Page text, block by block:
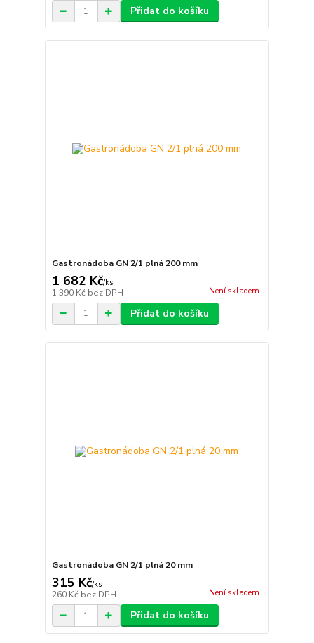
Přidat do košíku
Gastronádoba GN 2/1 plná 200 mm
1 682 Kč/ks
1 390 Kč bez DPH Není skladem
Přidat do košíku
Gastronádoba GN 2/1 plná 20 mm
315 Kč/ks
260 Kč bez DPH Není skladem
Přidat do košíku